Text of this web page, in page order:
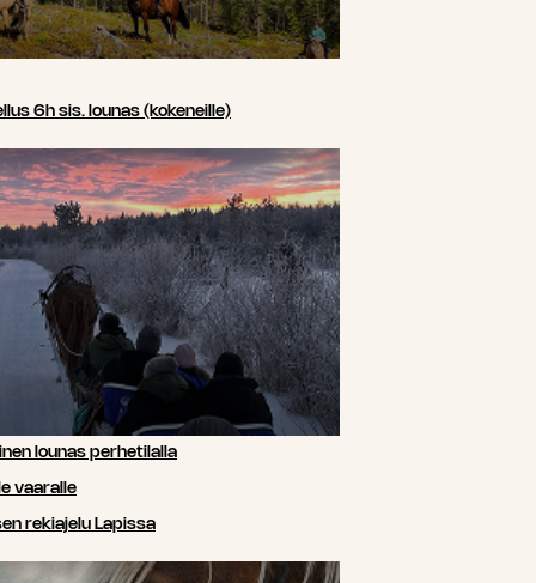
6h sis. lounas (kokeneille)
lounas perhetilalla
vaaralle
rekiajelu Lapissa